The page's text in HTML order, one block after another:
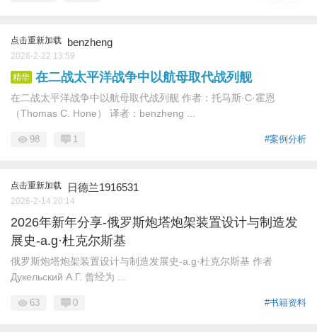
点击重新加载 benzheng
2026-2-22 13:59
精华 在二战太平洋战争中以航母取代战列舰
在二战太平洋战争中以航母取代战列舰 作者：托马斯·C·霍恩
（Thomas C. Hone） 译者：benzheng ...
#案例分析
98 1
点击重新加载 日德兰1916531
2026-2-14 20:14
2026年新年分享-俄罗斯炮塔炮架装置设计与制造发
展史-a.g·杜克尔斯基
俄罗斯炮塔炮架装置设计与制造发展史-a.g·杜克尔斯基 作者
Дукельский А.Г. 曾经为 ...
#书籍资料
63 0